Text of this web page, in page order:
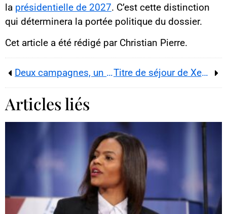
la présidentielle de 2027. C’est cette distinction
qui déterminera la portée politique du dossier.
Cet article a été rédigé par Christian Pierre.
Deux campagnes, un héritage : Attal et Philippe testent la survie du macronisme après Emmanuel Macron en 2027 Titre de séjour de Xenia Fedorova : ce que l’affaire révèle des marges de l’État face à l’influence russe
Articles liés